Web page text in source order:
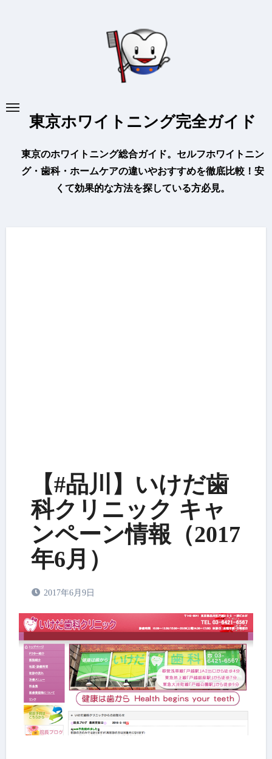
プ
東京ホワイトニング完全ガイド
東京のホワイトニング総合ガイド。セルフホワイトニン
グ・歯科・ホームケアの違いやおすすめを徹底比較！安
くて効果的な方法を探している方必見。
【#品川】いけだ歯
科クリニック キャ
ンペーン情報（2017
年6月）
2017年6月9日